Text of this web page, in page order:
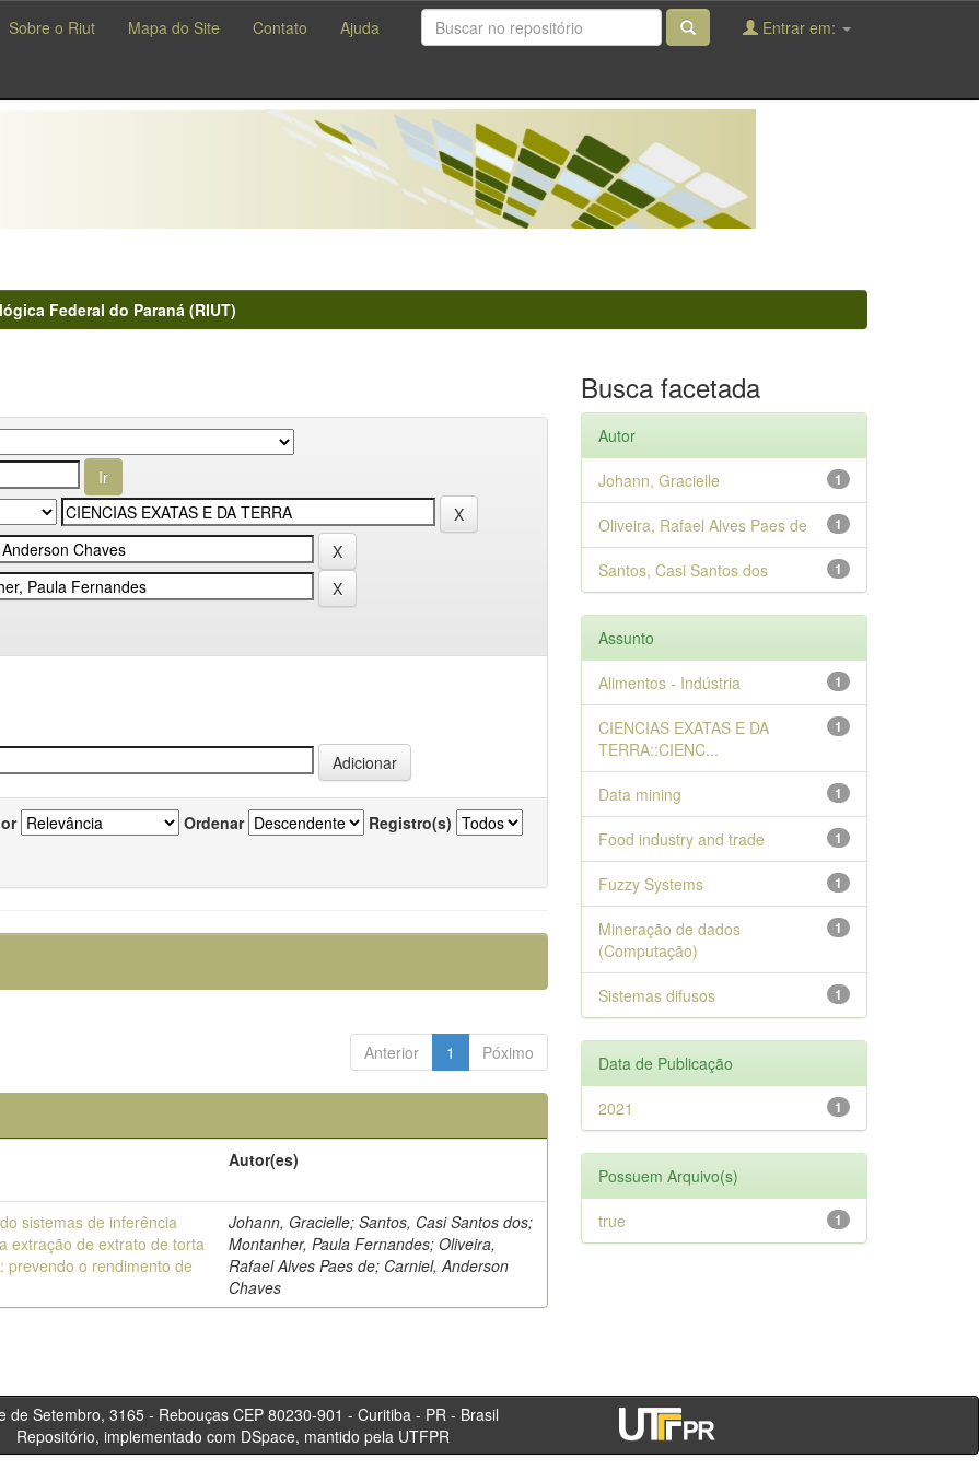
Sobre o Riut Mapa do Site Contato Ajuda Entrar em:
Federal do Paraná (RIUT)
Ordenar Registro(s)
Anterior 1 Póximo
Autor(es)
sistemas de inferência
extração de extrato de torta
prevendo o rendimento de
Johann, Gracielle; Santos, Casi Santos dos;
Montanher, Paula Fernandes; Oliveira,
Rafael Alves Paes de; Carniel, Anderson
Chaves
Busca facetada
Autor
1
Johann, Gracielle
1
Oliveira, Rafael Alves Paes de
1
Santos, Casi Santos dos
Assunto
1
Alimentos - Indústria
1
CIENCIAS EXATAS E DA
TERRA::CIENC...
1
Data mining
1
Food industry and trade
1
Fuzzy Systems
1
Mineração de dados
(Computação)
1
Sistemas difusos
Data de Publicação
1
2021
Possuem Arquivo(s)
1
true
3165 - Rebouças CEP 80230-901 - Curitiba - PR - Brasil
Repositório, implementado com DSpace, mantido pela UTFPR